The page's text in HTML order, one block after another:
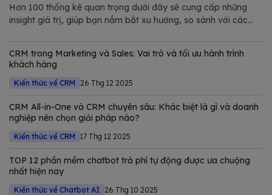
Hơn 100 thống kê quan trọng dưới đây sẽ cung cấp những
insight giá trị, giúp bạn nắm bắt xu hướng, so sánh với các
tối đa trong một bối cảnh số hóa không ngừng thay đổi.
CRM trong Marketing và Sales: Vai trò và tối ưu hành trình
khách hàng
Kiến thức về CRM 26 Thg 12 2025
CRM All-in-One và CRM chuyên sâu: Khác biệt là gì và doanh
nghiệp nên chọn giải pháp nào?
Kiến thức về CRM 17 Thg 12 2025
TOP 12 phần mềm chatbot trả phí tự động được ưa chuộng
nhất hiện nay
Kiến thức về Chatbot AI 26 Thg 10 2025